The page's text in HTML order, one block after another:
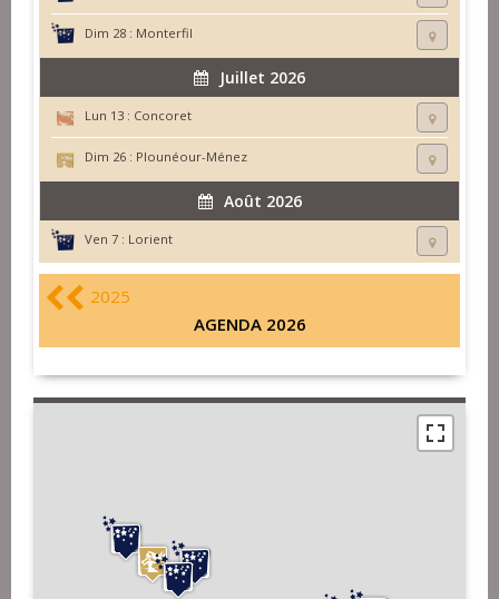
Dim 28 : Monterfil
Juillet 2026
Lun 13 : Concoret
Dim 26 : Plounéour-Ménez
Août 2026
Ven 7 : Lorient
2025
AGENDA 2026